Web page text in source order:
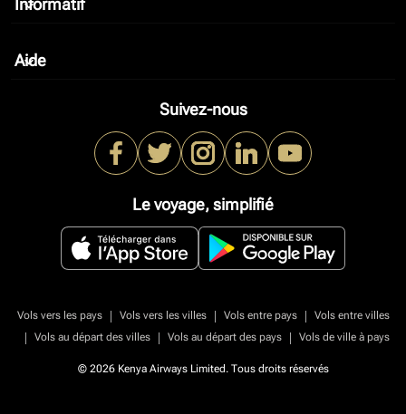
Informatif
keyboard_arrow_down
Aide
keyboard_arrow_down
Suivez-nous
Le voyage, simplifié
Vols vers les pays | Vols vers les villes | Vols entre pays |
Vols entre villes
|
Vols au départ des villes | Vols au départ des pays | Vols de ville à pays
© 2026 Kenya Airways Limited. Tous droits réservés